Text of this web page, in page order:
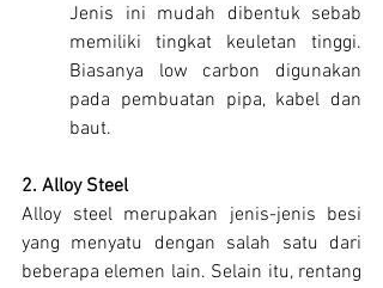
Jenis ini mudah dibentuk sebab
memiliki tingkat keuletan tinggi.
Biasanya low carbon digunakan
pada pembuatan pipa, kabel dan
baut.
2. Alloy Steel
Alloy steel merupakan jenis-jenis besi
yang menyatu dengan salah satu dari
beberapa elemen lain. Selain itu, rentang